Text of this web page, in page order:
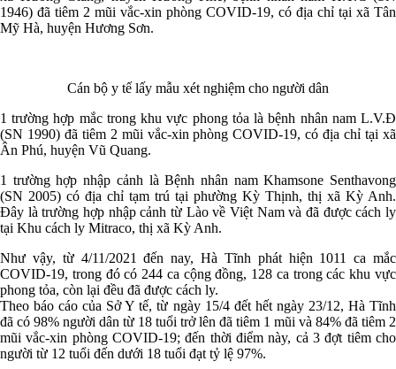
1946) đã tiêm 2 mũi vắc-xin phòng COVID-19, có địa chỉ tại xã Tân
Mỹ Hà, huyện Hương Sơn.
Cán bộ y tế lấy mẫu xét nghiệm cho người dân
1 trường hợp mắc trong khu vực phong tỏa là bệnh nhân nam L.V.Đ
(SN 1990) đã tiêm 2 mũi vắc-xin phòng COVID-19, có địa chỉ tại xã
Ân Phú, huyện Vũ Quang.
1 trường hợp nhập cảnh là Bệnh nhân nam Khamsone Senthavong
(SN 2005) có địa chỉ tạm trú tại phường Kỳ Thịnh, thị xã Kỳ Anh.
Đây là trường hợp nhập cảnh từ Lào về Việt Nam và đã được cách ly
tại Khu cách ly Mitraco, thị xã Kỳ Anh.
Như vậy, từ 4/11/2021 đến nay, Hà Tĩnh phát hiện 1011 ca mắc
COVID-19, trong đó có 244 ca cộng đồng, 128 ca trong các khu vực
phong tỏa, còn lại đều đã được cách ly.
Theo báo cáo của Sở Y tế, từ ngày 15/4 đết hết ngày 23/12, Hà Tĩnh
đã có 98% người dân từ 18 tuổi trở lên đã tiêm 1 mũi và 84% đã tiêm 2
mũi vắc-xin phòng COVID-19; đến thời điểm này, cả 3 đợt tiêm cho
người từ 12 tuổi đến dưới 18 tuổi đạt tỷ lệ 97%.